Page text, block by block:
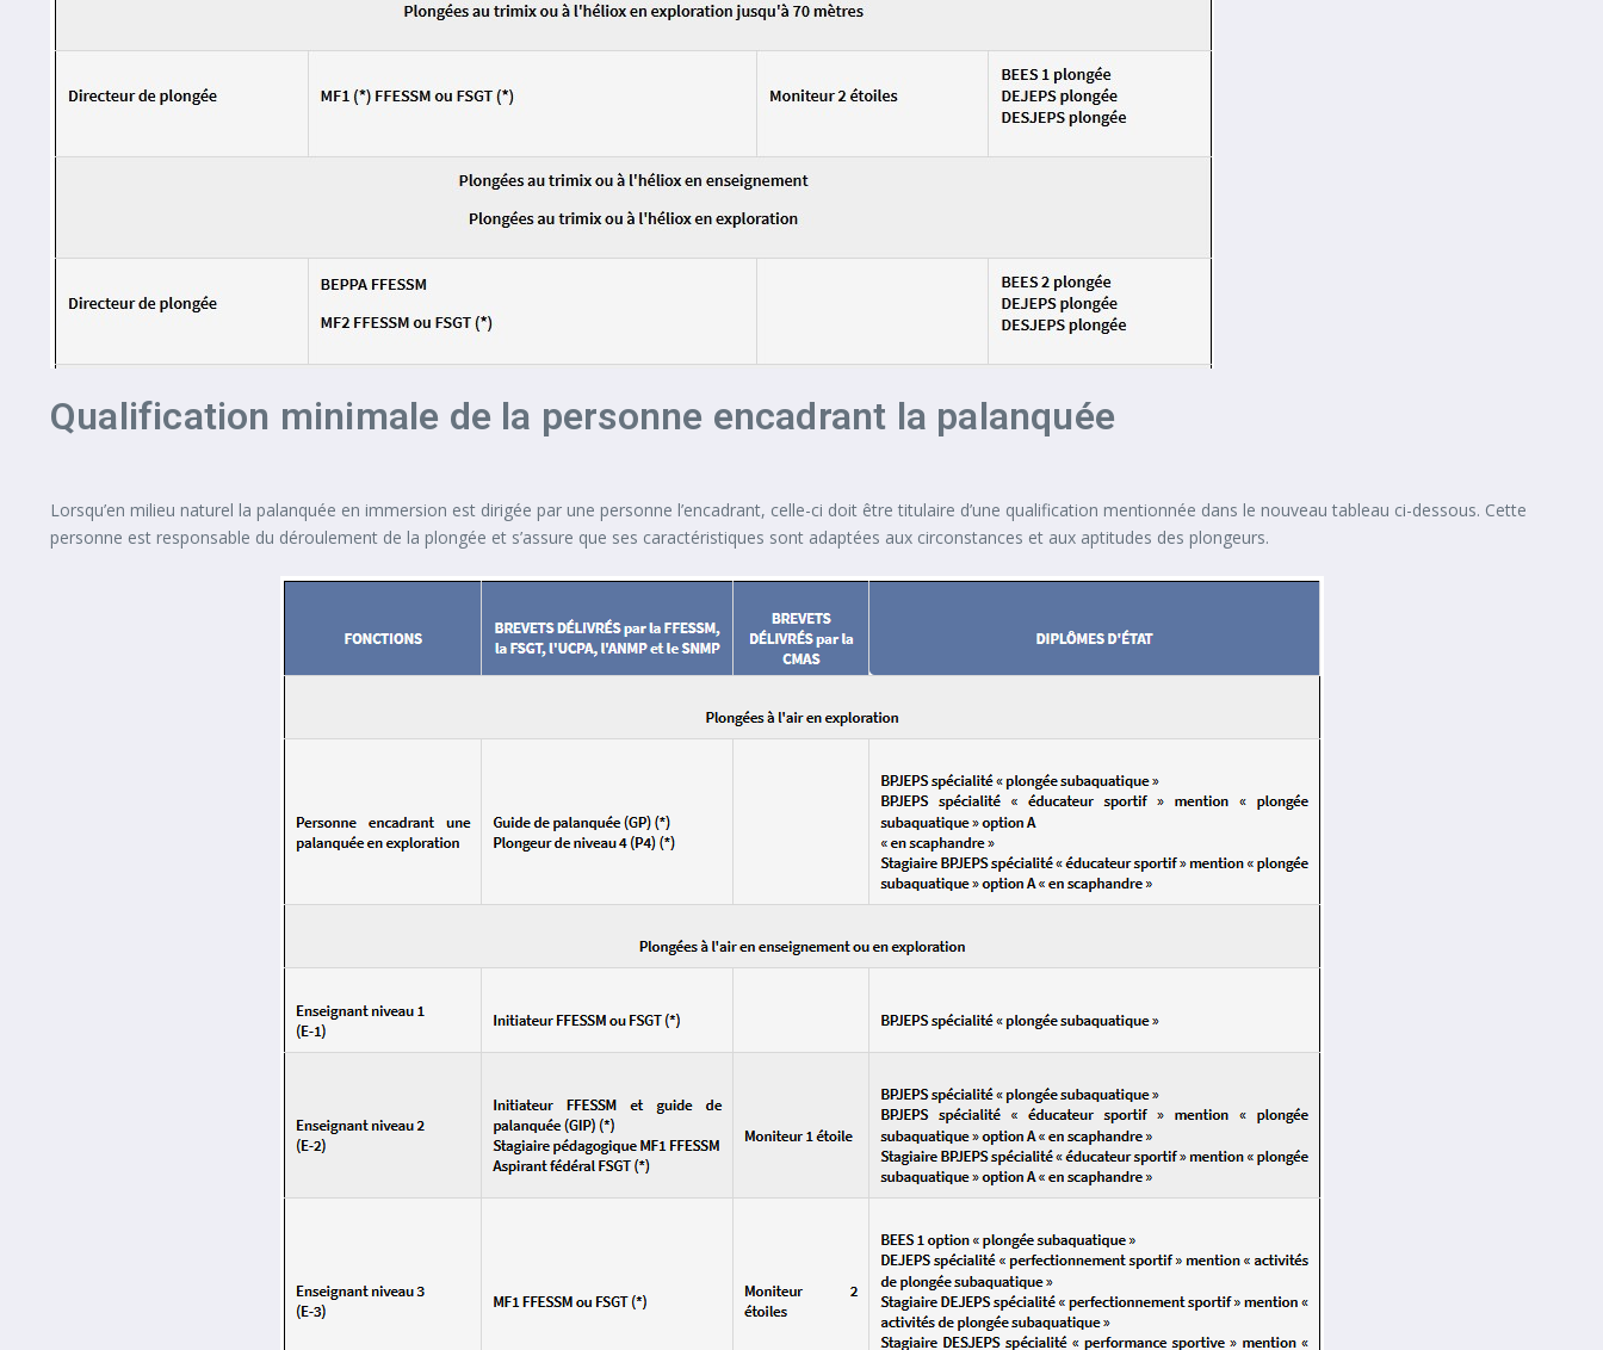
Qualification minimale de la personne encadrant la palanquée
Lorsqu’en milieu naturel la palanquée en immersion est dirigée par une personne l’encadrant, celle-ci doit être titulaire d’une qualification mentionnée dans le nouveau tableau ci-dessous. Cette
personne est responsable du déroulement de la plongée et s’assure que ses caractéristiques sont adaptées aux circonstances et aux aptitudes des plongeurs.